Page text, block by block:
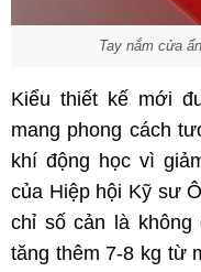
Tay nắm cửa
Kiểu thiết kế mới
mang phong cách
khí động học vì
của Hiệp hội Kỹ sư
chỉ số cản là không
tăng thêm 7-8 kg từ